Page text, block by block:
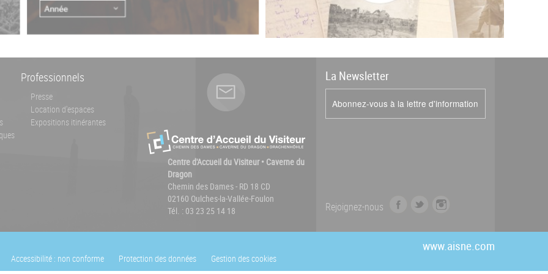
Professionnels
Presse
Location d'espaces
Expositions itinérantes
Centre d'Accueil du Visiteur • Caverne du
Dragon
Chemin des Dames - RD 18 CD
02160 Oulches-la-Vallée-Foulon
Tél. : 03 23 25 14 18
La Newsletter
Abonnez-vous à la lettre d'information
Rejoignez-nous
c
o
i
e
s
t
g
Accessibilité : non conforme Protection des données Gestion des cookies
www.aisne.com